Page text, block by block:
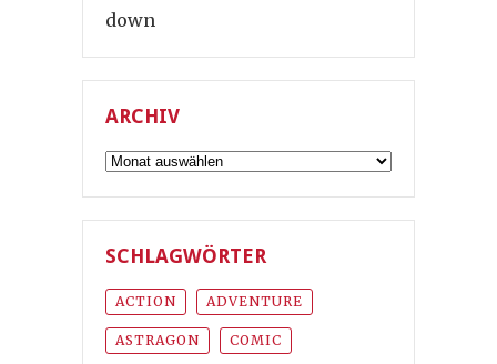
down
ARCHIV
Archiv
SCHLAGWÖRTER
ACTION ADVENTURE
ASTRAGON COMIC